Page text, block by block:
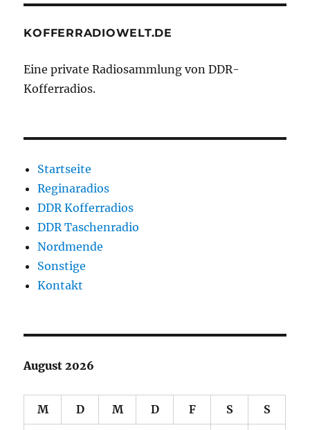
KOFFERRADIOWELT.DE
Eine private Radiosammlung von DDR-
Kofferradios.
Startseite
Reginaradios
DDR Kofferradios
DDR Taschenradio
Nordmende
Sonstige
Kontakt
August 2026
M D M D F S S